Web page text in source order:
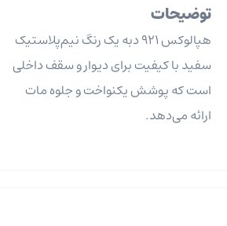
توضیحات
هپالوکس 921 دبه یک رنگ نیم‌پلاستیک
سفید با کیفیت برای دیوار و سقف داخلی
است که پوشش یکنواخت و جلوه مات
ارائه می‌دهد.